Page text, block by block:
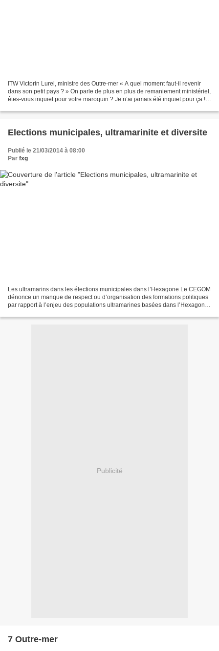
ITW Victorin Lurel, ministre des Outre-mer « A quel moment faut-il revenir
dans son petit pays ? » On parle de plus en plus de remaniement ministériel,
êtes-vous inquiet pour votre maroquin ? Je n’ai jamais été inquiet pour ça !
Elections municipales, ultramarinite et diversite
Publié le 21/03/2014 à 08:00
Par fxg
Les ultramarins dans les élections municipales dans l’Hexagone Le CEGOM
dénonce un manque de respect ou d’organisation des formations politiques
par rapport à l’enjeu des populations ultramarines basées dans l’Hexagone.
Publicité
7 Outre-mer